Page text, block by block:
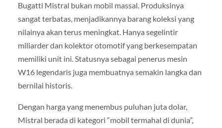
Bugatti Mistral bukan mobil massal. Produksinya
sangat terbatas, menjadikannya barang koleksi yang
nilainya akan terus meningkat. Hanya segelintir
miliarder dan kolektor otomotif yang berkesempatan
memiliki unit ini. Statusnya sebagai penerus mesin
W16 legendaris juga membuatnya semakin langka dan
bernilai historis.
Dengan harga yang menembus puluhan juta dolar,
Mistral berada di kategori “mobil termahal di dunia”,